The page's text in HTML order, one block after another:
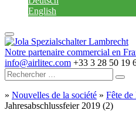
English
Notre partenaire commercial en
info@airlitec.com +33 3 28 50 19
» Nouvelles de la société » Fête
Jahresabschlussfeier 2019 (2)